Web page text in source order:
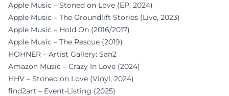
Apple Music – Stoned on Love (EP, 2024)
Apple Music – The Groundlift Stories (Live, 2023)
Apple Music – Hold On (2016/2017)
Apple Music – The Rescue (2019)
HOHNER – Artist Gallery: San2
Amazon Music – Crazy In Love (2024)
HHV – Stoned on Love (Vinyl, 2024)
find2art – Event-Listing (2025)